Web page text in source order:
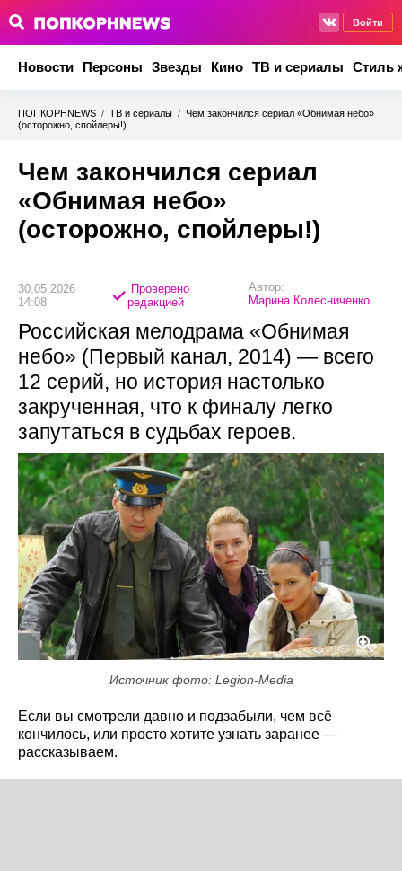
Войти
Новости Персоны Звезды Кино ТВ и сериалы Стиль
ПОПКОРНNEWS / ТВ и сериалы / Чем закончился сериал «Обнимая небо»
(осторожно, спойлеры!)
Чем закончился сериал
«Обнимая небо»
(осторожно, спойлеры!)
30.05.2026
14:08
Проверено
редакцией
Автор:
Марина Колесниченко
Российская мелодрама «Обнимая
небо» (Первый канал, 2014) — всего
12 серий, но история настолько
закрученная, что к финалу легко
запутаться в судьбах героев.
Источник фото: Legion-Media
Если вы смотрели давно и подзабыли, чем всё
кончилось, или просто хотите узнать заранее —
рассказываем.